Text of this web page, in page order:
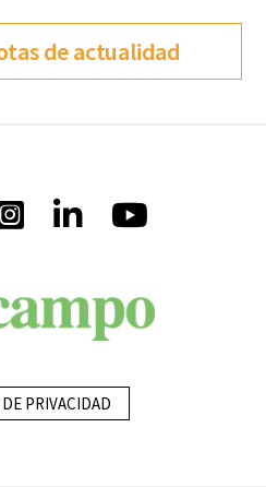
de actualidad
PRIVACIDAD